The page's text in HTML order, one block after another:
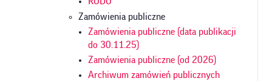
Zamówienia publiczne
Zamówienia publiczne (data publikacji
do 30.11.25)
Zamówienia publiczne (od 2026)
Archiwum zamówień publicznych